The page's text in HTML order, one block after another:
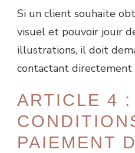
Si un client souhaite
visuel et pouvoir jouir
illustrations, il doit
contactant directement
ARTICLE 4
PAIEMENT